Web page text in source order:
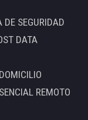
DE SEGURIDAD
DATA
REMOTO